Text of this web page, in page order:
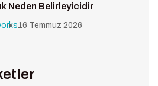
Neden Belirleyicidir
16 Temmuz 2026